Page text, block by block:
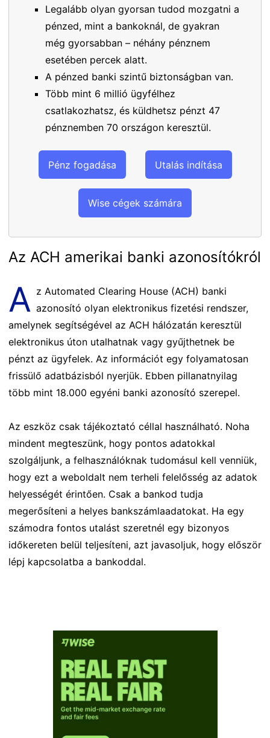
Legalább olyan gyorsan tudod mozgatni a
pénzed, mint a bankoknál, de gyakran
még gyorsabban – néhány pénznem
esetében percek alatt.
A pénzed banki szintű biztonságban van.
Több mint 6 millió ügyfélhez
csatlakozhatsz, és küldhetsz pénzt 47
pénznemben 70 országon keresztül.
Pénz fogadása Utalás indítása
Wise cégek számára
Az ACH amerikai banki azonosítókról
A z Automated Clearing House (ACH) banki
azonosító olyan elektronikus fizetési rendszer,
amelynek segítségével az ACH hálózatán keresztül
elektronikus úton utalhatnak vagy gyűjthetnek be
pénzt az ügyfelek. Az információt egy folyamatosan
frissülő adatbázisból nyerjük. Ebben pillanatnyilag
több mint 18.000 egyéni banki azonosító szerepel.
Az eszköz csak tájékoztató céllal használható. Noha
mindent megteszünk, hogy pontos adatokkal
szolgáljunk, a felhasználóknak tudomásul kell venniük,
hogy ezt a weboldalt nem terheli felelősség az adatok
helyességét érintően. Csak a bankod tudja
megerősíteni a helyes bankszámlaadatokat. Ha egy
számodra fontos utalást szeretnél egy bizonyos
időkereten belül teljesíteni, azt javasoljuk, hogy először
lépj kapcsolatba a bankoddal.